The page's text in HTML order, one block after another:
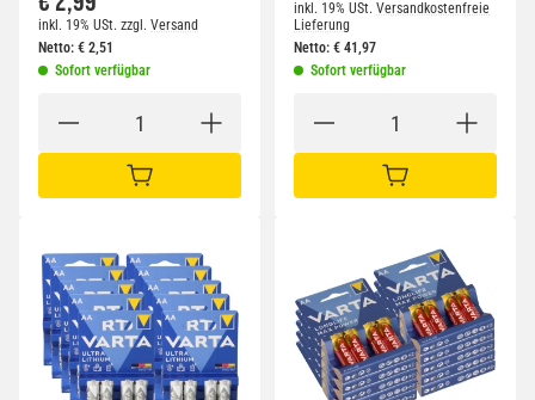
inkl. 19% USt. zzgl. Versand
Netto: € 2,51
Sofort verfügbar
IN DEN WARENKORB
inkl. 19% USt. Versandkostenfreie
Lieferung
Netto: € 41,97
Sofort verfügbar
IN DEN WARENKORB